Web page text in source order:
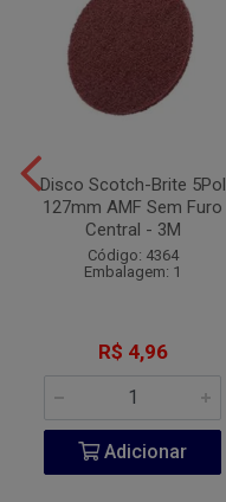
Disco Scotch-Brite 5Pol
127mm AMF Sem Furo
Central - 3M
Código: 4364
Embalagem: 1
R$ 4,96
Adicionar